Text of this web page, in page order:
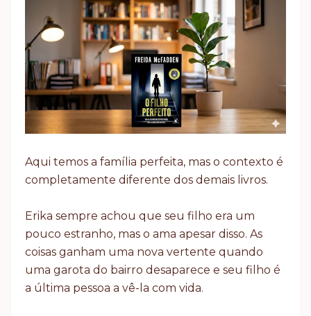
Aqui temos a família perfeita, mas o contexto é
completamente diferente dos demais livros.
Erika sempre achou que seu filho era um
pouco estranho, mas o ama apesar disso. As
coisas ganham uma nova vertente quando
uma garota do bairro desaparece e seu filho é
a última pessoa a vê-la com vida.